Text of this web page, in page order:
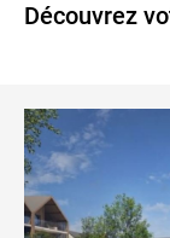
Découvrez